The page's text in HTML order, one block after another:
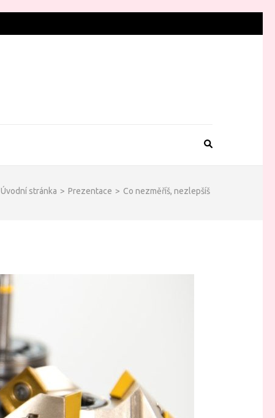
Úvodní stránka > Prezentace > Co nezměříš, nezlepšíš